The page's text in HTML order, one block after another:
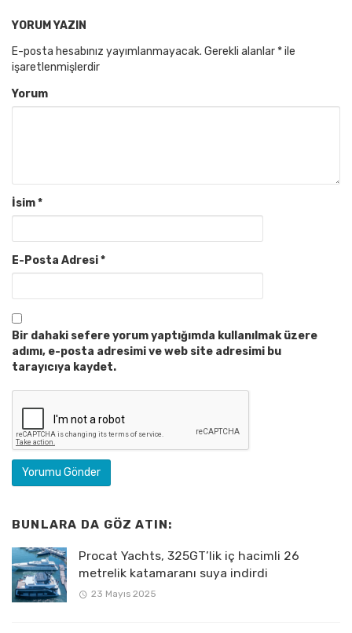
YORUM YAZIN
E-posta hesabınız yayımlanmayacak. Gerekli alanlar *ile
işaretlenmişlerdir
Yorum
İsim*
E-Posta Adresi*
Bir dahaki sefere yorum yaptığımda kullanılmak üzere
adımı, e-posta adresimi ve web site adresimi bu
tarayıcıya kaydet.
BUNLARA DA GÖZ ATIN:
Procat Yachts, 325GT’lik iç hacimli 26
metrelik katamaranı suya indirdi
23 Mayıs 2025